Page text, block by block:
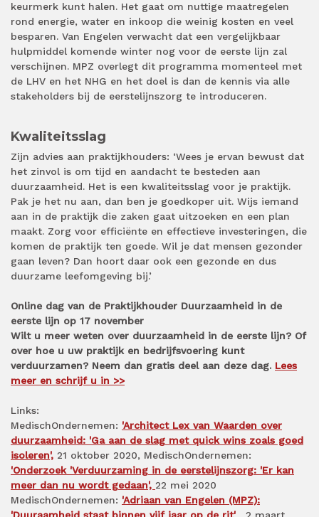
keurmerk kunt halen. Het gaat om nuttige maatregelen
rond energie, water en inkoop die weinig kosten en veel
besparen. Van Engelen verwacht dat een vergelijkbaar
hulpmiddel komende winter nog voor de eerste lijn zal
verschijnen. MPZ overlegt dit programma momenteel met
de LHV en het NHG en het doel is dan de kennis via alle
stakeholders bij de eerstelijnszorg te introduceren.
Kwaliteitsslag
Zijn advies aan praktijkhouders: ‘Wees je ervan bewust dat
het zinvol is om tijd en aandacht te besteden aan
duurzaamheid. Het is een kwaliteitsslag voor je praktijk.
Pak je het nu aan, dan ben je goedkoper uit. Wijs iemand
aan in de praktijk die zaken gaat uitzoeken en een plan
maakt. Zorg voor efficiënte en effectieve investeringen, die
komen de praktijk ten goede. Wil je dat mensen gezonder
gaan leven? Dan hoort daar ook een gezonde en dus
duurzame leefomgeving bij.’
Online dag van de Praktijkhouder Duurzaamheid in de
eerste lijn op 17 november
Wilt u meer weten over duurzaamheid in de eerste lijn? Of
over hoe u uw praktijk en bedrijfsvoering kunt
verduurzamen? Neem dan gratis deel aan deze dag. Lees
meer en schrijf u in >>
Links:
MedischOndernemen: 'Architect Lex van Waarden over
duurzaamheid: 'Ga aan de slag met quick wins zoals goed
isoleren', 21 oktober 2020, MedischOndernemen:
'Onderzoek 'Verduurzaming in de eerstelijnszorg: 'Er kan
meer dan nu wordt gedaan', 22 mei 2020
MedischOndernemen: 'Adriaan van Engelen (MPZ):